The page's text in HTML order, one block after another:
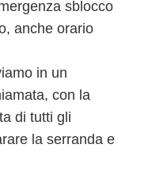
sblocco
anche orario
in un
con la
di tutti gli
la serranda e